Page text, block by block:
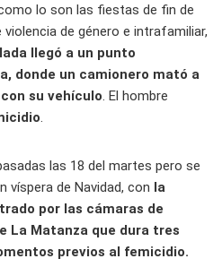
lo son las fiestas de fin de
de género e intrafamiliar,
llegó a un punto
donde un camionero mató a
su vehículo. El hombre
.
las 18 del martes pero se
víspera de Navidad, con la
por las cámaras de
La Matanza que dura tres
previos al femicidio.